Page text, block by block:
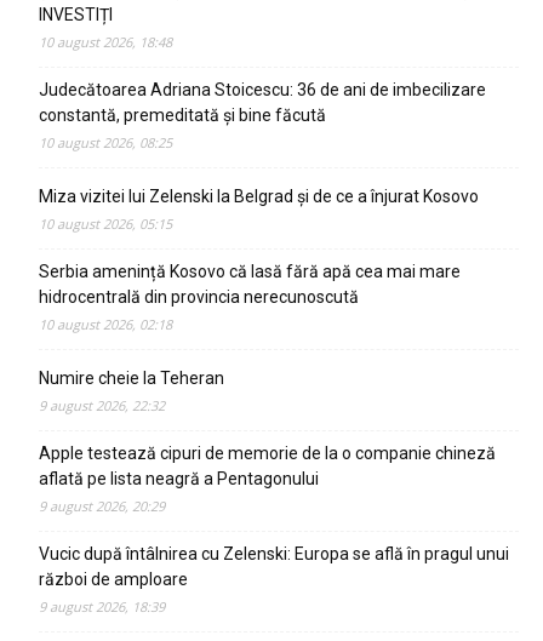
INVESTIȚI
10 august 2026, 18:48
Judecătoarea Adriana Stoicescu: 36 de ani de imbecilizare
constantă, premeditată și bine făcută
10 august 2026, 08:25
Miza vizitei lui Zelenski la Belgrad și de ce a înjurat Kosovo
10 august 2026, 05:15
Serbia amenință Kosovo că lasă fără apă cea mai mare
hidrocentrală din provincia nerecunoscută
10 august 2026, 02:18
Numire cheie la Teheran
9 august 2026, 22:32
Apple testează cipuri de memorie de la o companie chineză
aflată pe lista neagră a Pentagonului
9 august 2026, 20:29
Vucic după întâlnirea cu Zelenski: Europa se află în pragul unui
război de amploare
9 august 2026, 18:39